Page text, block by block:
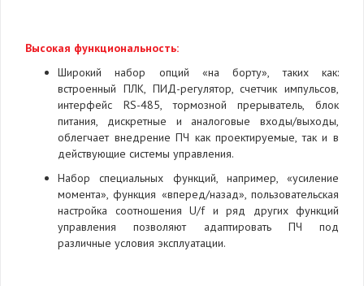
Высокая функциональность:
Широкий набор опций «на борту», таких как:
встроенный ПЛК, ПИД-регулятор, счетчик импульсов,
интерфейс RS-485, тормозной прерыватель, блок
питания, дискретные и аналоговые входы/выходы,
облегчает внедрение ПЧ как проектируемые, так и в
действующие системы управления.
Набор специальных функций, например, «усиление
момента», функция «вперед/назад», пользовательская
настройка соотношения U/f и ряд других функций
управления позволяют адаптировать ПЧ под
различные условия эксплуатации.